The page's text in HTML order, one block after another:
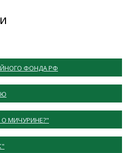
ФОНДА РФ
О МИЧУРИНЕ?"